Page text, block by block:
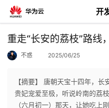
开
返
重走“长安的荔枝”路线
不惑 2025/06/25
【摘要】 唐朝天宝十四年，
贵妃宠爱至极，听说岭南的荔
（六月初一）那天，让她吃上